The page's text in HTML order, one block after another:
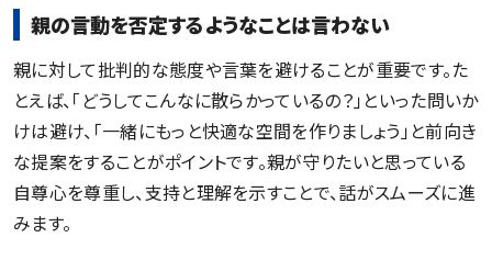
親の言動を否定するようなことは言わない
親に対して批判的な態度や言葉を避けることが重要です。た
とえば、「どうしてこんなに散らかっているの？」といった問いか
けは避け、「一緒にもっと快適な空間を作りましょう」と前向き
な提案をすることがポイントです。親が守りたいと思っている
自尊心を尊重し、支持と理解を示すことで、話がスムーズに進
みます。